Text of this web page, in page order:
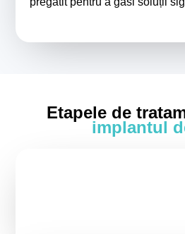
Etapele de
implantul